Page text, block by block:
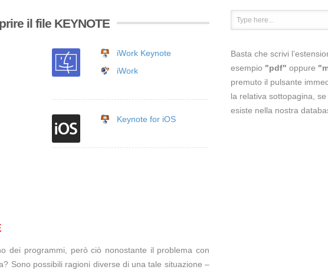
il file KEYNOTE
iWork Keynote
iWork
Keynote for iOS
dei programmi, però ciò nonostante il problema con
Sono possibili ragioni diverse di una tale situazione –
Basta che scrivi
esempio "pdf" oppure
premuto il pulsante
la relativa sottopagina,
esiste nella nostra